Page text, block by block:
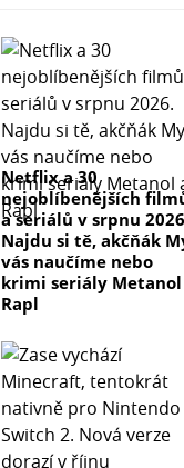
Netflix a 30
nejoblíbenějších
a seriálů v srpnu
Najdu si tě, akčňák
vás naučíme nebo
krimi seriály Metanol
Rapl